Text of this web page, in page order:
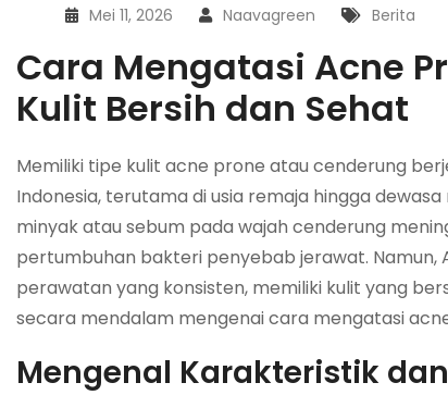
Mei 11, 2026 Naavagreen Berita
Cara Mengatasi Acne
Kulit Bersih dan Sehat
Memiliki tipe kulit acne prone atau cenderung
Indonesia, terutama di usia remaja hingga
minyak atau sebum pada wajah cenderung
pertumbuhan bakteri penyebab jerawat.
perawatan yang konsisten, memiliki kulit yang
secara mendalam mengenai cara mengatasi
Mengenal Karakteristik